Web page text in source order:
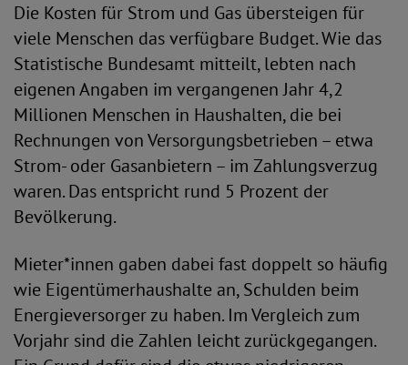
Die Kosten für Strom und Gas übersteigen für
viele Menschen das verfügbare Budget. Wie das
Statistische Bundesamt mitteilt, lebten nach
eigenen Angaben im vergangenen Jahr 4,2
Millionen Menschen in Haushalten, die bei
Rechnungen von Versorgungsbetrieben – etwa
Strom- oder Gasanbietern – im Zahlungsverzug
waren. Das entspricht rund 5 Prozent der
Bevölkerung.
Mieter*innen gaben dabei fast doppelt so häufig
wie Eigentümerhaushalte an, Schulden beim
Energieversorger zu haben. Im Vergleich zum
Vorjahr sind die Zahlen leicht zurückgegangen.